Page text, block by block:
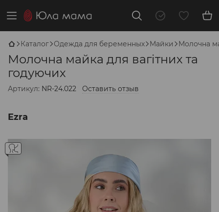
Каталог Одежда для беременных Майки Молочна
Молочна майка для вагітних та
годуючих
Артикул: NR-24.022 Оставить отзыв
Ezra